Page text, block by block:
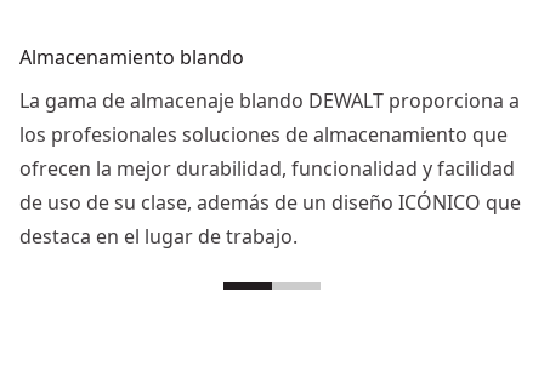
Almacenamiento blando
La gama de almacenaje blando DEWALT proporciona a
los profesionales soluciones de almacenamiento que
ofrecen la mejor durabilidad, funcionalidad y facilidad
de uso de su clase, además de un diseño ICÓNICO que
destaca en el lugar de trabajo.